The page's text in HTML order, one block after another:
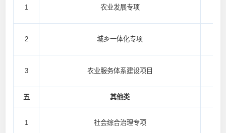
1 农业发展专项
2 城乡一体化专项
3 农业服务体系建设项目
五 其他类
1 社会综合治理专项